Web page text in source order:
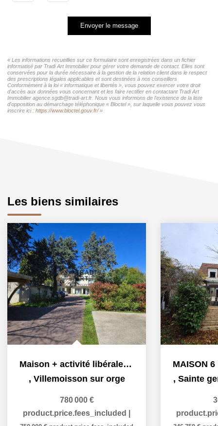
Envoyer le message
« Les informations recueillies sur ce formulaire sont enregistrées dans un fichier
informatisé par Tradi Art Immobilier pour gérer votre demande de contact. Elles sont
conservées pour la durée nécessaire à la gestion de la relation client dans le respect
des prescriptions légales applicables et sont destinées à nos conseillers
Conformément à la loi « informatique et libertés », vous pouvez exercer votre droit
d'accès aux données vous concernant et les faire rectifier en contactant Tradi Art
Immobilier agence.sgdb@tradi-art.fr. Nous vous informons de l'existence de la liste
d'opposition au démarchage téléphonique « Bloctel », sur laquelle vous pouvez vous
inscrire ici : https://www.bloctel.gouv.fr/»
Les biens similaires
Maison + activité libérale + terrain constructible
, Villemoisson sur orge
780 000 €
product.price.fees_included
, Sainte